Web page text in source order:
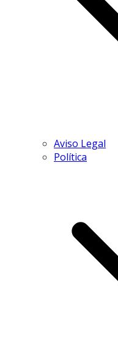
Aviso Legal
Política